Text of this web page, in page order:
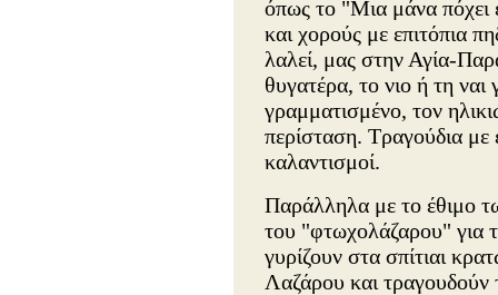
όπως το "Μια μάνα πόχει
και χορούς με επιτόπια
λαλεί, μας στην Αγία-
θυγατέρα, το νιο ή τη ναι
γραμματισμένο, τον
περίσταση. Τραγούδια με
καλαντισμοί.
Παράλληλα με το έθιμο
του "φτωχολάζαρου" για
γυρίζουν στα σπίτιαι
Λαζάρου και τραγουδούν